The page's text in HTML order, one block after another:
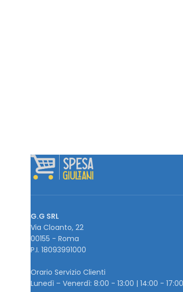
G.G SRL
Via Cloanto, 22
00155 - Roma
P.I. ‭18093991000
Orario Servizio Clienti
Lunedì – Venerdì: 8:00 - 13:00 | 14:00 - 17:00